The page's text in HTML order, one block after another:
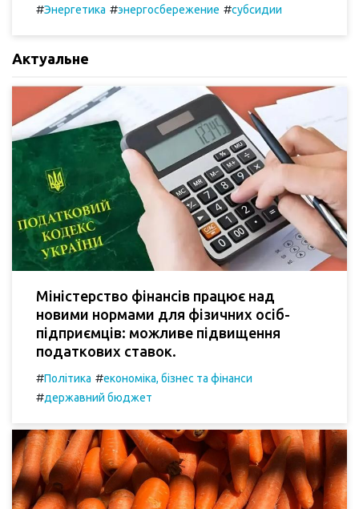
#Энергетика #энергосбережение #субсидии
Актуальне
Міністерство фінансів працює над
новими нормами для фізичних осіб-
підприємців: можливе підвищення
податкових ставок.
#Політика #економіка, бізнес та фінанси
#державний бюджет